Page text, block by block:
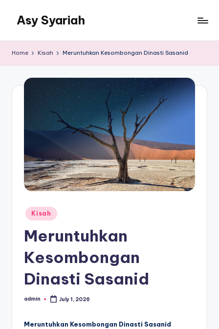
content
Asy Syariah
Ilmu
Home Kisah Meruntuhkan Kesombongan Dinasti Sasanid
Posted
in
Kisah
Meruntuhkan
Kesombongan
Dinasti Sasanid
Posted
admin July 1, 2026
Meruntuhkan Kesombongan Dinasti Sasanid